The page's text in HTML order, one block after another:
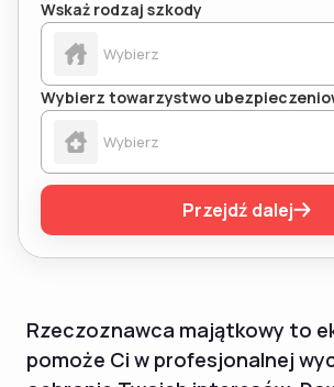
Wskaż rodzaj szkody
Wybierz towarzystwo
Przejdź dalej
Rzeczoznawca majątkowy to
pomoże Ci w profesjonalnej